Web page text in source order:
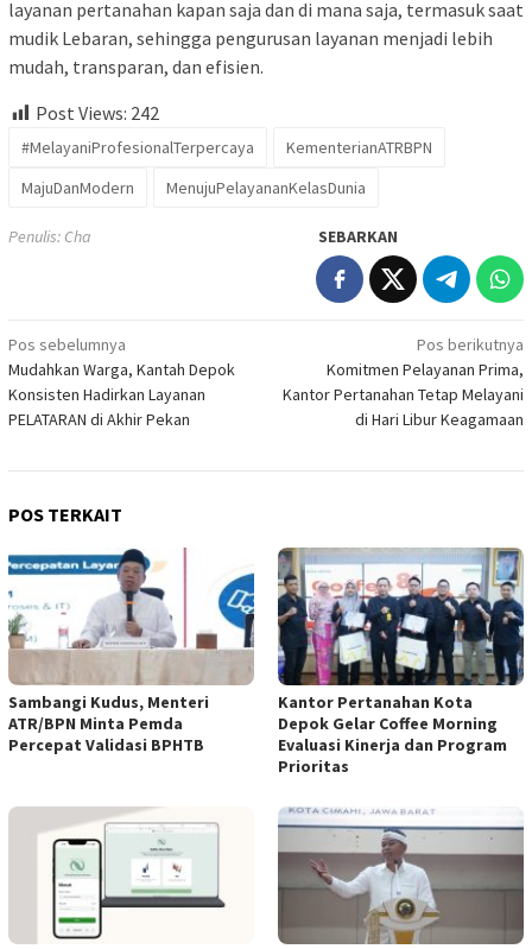
layanan pertanahan kapan saja dan di mana saja, termasuk saat
mudik Lebaran, sehingga pengurusan layanan menjadi lebih
mudah, transparan, dan efisien.
Post Views: 242
#MelayaniProfesionalTerpercaya
KementerianATRBPN
MajuDanModern
MenujuPelayananKelasDunia
Penulis: Cha SEBARKAN
Navigasi
pos
Pos sebelumnya
Mudahkan Warga, Kantah Depok
Konsisten Hadirkan Layanan
PELATARAN di Akhir Pekan
Pos berikutnya
Komitmen Pelayanan Prima,
Kantor Pertanahan Tetap Melayani
di Hari Libur Keagamaan
POS TERKAIT
Sambangi Kudus, Menteri
ATR/BPN Minta Pemda
Percepat Validasi BPHTB
Kantor Pertanahan Kota
Depok Gelar Coffee Morning
Evaluasi Kinerja dan Program
Prioritas